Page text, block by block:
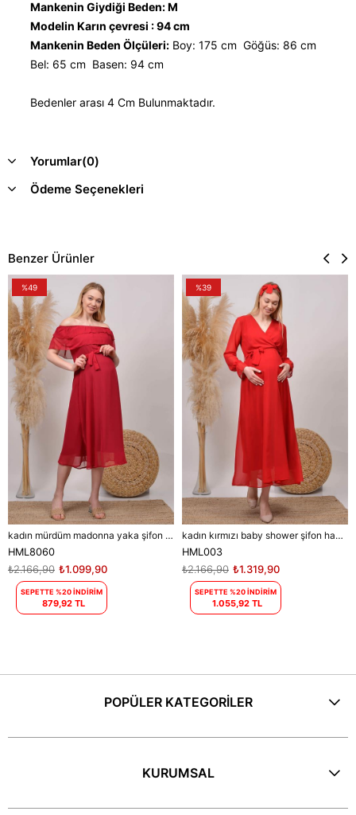
Mankenin Giydiği Beden: M
Modelin Karın çevresi : 94 cm
Mankenin Beden Ölçüleri: Boy: 175 cm Göğüs: 86 cm
Bel: 65 cm Basen: 94 cm
Bedenler arası 4 Cm Bulunmaktadır.
Yorumlar(0)
Ödeme Seçenekleri
Benzer Ürünler
kadın mürdüm madonna yaka şifon hamile elbisesi DPHML8060
HML8060
₺1.099,90
₺2.166,90
SEPETTE %20 İNDİRİM
879,92 TL
%49
kadın kırmızı baby shower şifon hamile elbise DPHML003
HML003
₺1.319,90
₺2.166,90
SEPETTE %20 İNDİRİM
1.055,92 TL
%39
POPÜLER KATEGORİLER
KURUMSAL